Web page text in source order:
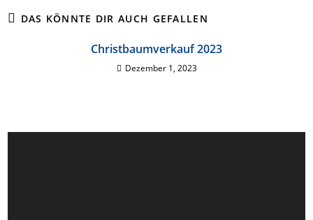
DAS KÖNNTE DIR AUCH GEFALLEN
Christbaumverkauf 2023
Dezember 1, 2023